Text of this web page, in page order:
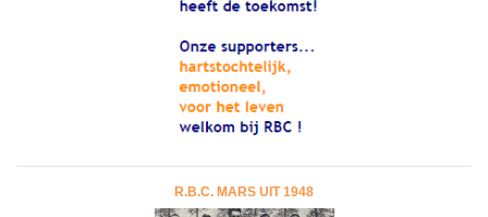
R.B.C. MARS UIT 1948